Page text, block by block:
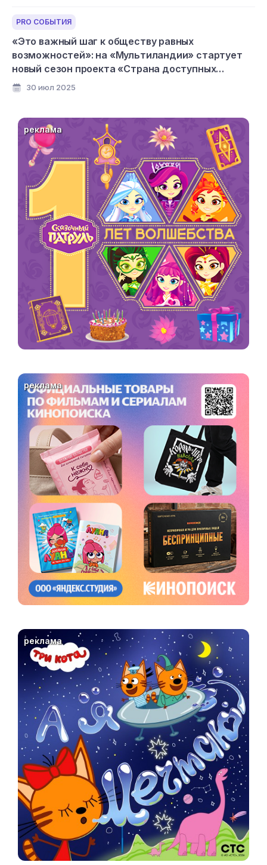
PRO СОБЫТИЯ
«Это важный шаг к обществу равных
возможностей»: на «Мультиландии» стартует
новый сезон проекта «Страна доступных
мультфильмов»
30 июл 2025
реклама
реклама
реклама